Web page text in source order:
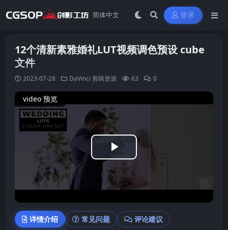
登录
12个清新素雅婚礼LUT视频调色预设 cube
文件
2023-07-28 DaVinci 剪辑资源 63 0
video 预览
Play
Video
详情介绍 常见问题 评论建议